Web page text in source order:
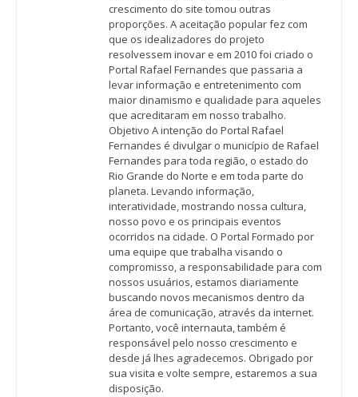
crescimento do site tomou outras
proporções. A aceitação popular fez com
que os idealizadores do projeto
resolvessem inovar e em 2010 foi criado o
Portal Rafael Fernandes que passaria a
levar informação e entretenimento com
maior dinamismo e qualidade para aqueles
que acreditaram em nosso trabalho.
Objetivo A intenção do Portal Rafael
Fernandes é divulgar o município de Rafael
Fernandes para toda região, o estado do
Rio Grande do Norte e em toda parte do
planeta. Levando informação,
interatividade, mostrando nossa cultura,
nosso povo e os principais eventos
ocorridos na cidade. O Portal Formado por
uma equipe que trabalha visando o
compromisso, a responsabilidade para com
nossos usuários, estamos diariamente
buscando novos mecanismos dentro da
área de comunicação, através da internet.
Portanto, você internauta, também é
responsável pelo nosso crescimento e
desde já lhes agradecemos. Obrigado por
sua visita e volte sempre, estaremos a sua
disposição.